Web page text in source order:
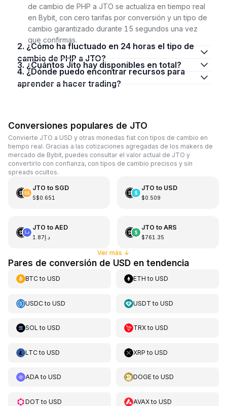
de cambio de PHP a JTO se actualiza en tiempo real
en Bybit, con cero tarifas por conversión y un tipo de
cambio garantizado durante 15 segundos una vez
que confirmas.
2. ¿Cómo ha fluctuado en 24 horas el tipo de
cambio de PHP a JTO?
3. ¿Cuántos Jito hay disponibles en total?
4. ¿Dónde puedo encontrar recursos para
aprender a hacer trading?
Conversiones populares de JTO
Convierte JTO a USD y otras monedas fiat con tipos de cambio en
tiempo real. Gracias a las cotizaciones agregadas de los makers de
mercado de Bybit, puedes consultar el valor actual de JTO y
convertirlo con confianza, con tipos de cambio precisos y sin
spreads ocultos.
JTO to SGD
S$0.651
JTO to USD
$0.509
JTO to AED
د.إ1.87
JTO to ARS
$761.35
Ver más ↓
Pares de conversión de USD en tendencia
BTCto USD ETH toUSD
USDCto USD USDT toUSD
SOL to USD TRXtoUSD
LTCto USD XRP toUSD
ADAto USD DOGEtoUSD
DOT to USD AVAXtoUSD